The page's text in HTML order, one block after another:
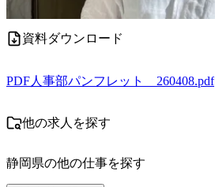
資料ダウンロード
PDF人事部パンフレット 260408.pdf
他の求人を探す
静岡県の他の仕事を探す